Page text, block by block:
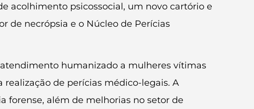
acolhimento psicossocial, um novo cartório e
de necrópsia e o Núcleo de Perícias
atendimento humanizado a mulheres vítimas
de perícias médico-legais. A
forense, além de melhorias no setor de